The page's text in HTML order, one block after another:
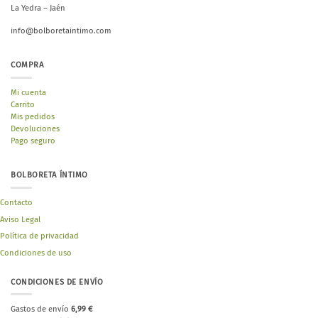
La Yedra – Jaén
info@bolboretaintimo.com
COMPRA
Mi cuenta
Carrito
Mis pedidos
Devoluciones
Pago seguro
BOLBORETA ÍNTIMO
Contacto
Aviso Legal
Política de privacidad
Condiciones de uso
CONDICIONES DE ENVÍO
Gastos de envío 6,99 €